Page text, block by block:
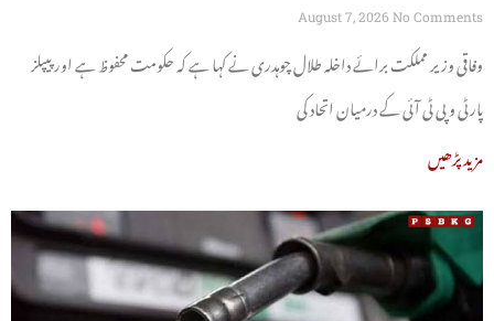
چوہدری
August 7, 2026 No Comments
وفاقی وزیر مملکت برائے داخلہ طلال چوہدری نے کہا ہے کہ حکومت محفوظ ہے اور پیپلز
پارٹی و پی ٹی آئی کے درمیان اتحاد کی
مزید پڑھیں